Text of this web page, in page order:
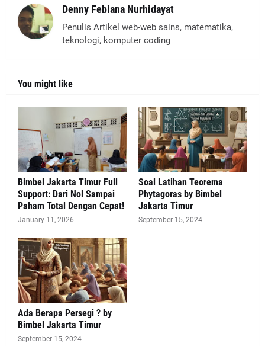
Denny Febiana Nurhidayat
Penulis Artikel web-web sains, matematika,
teknologi, komputer coding
You might like
Bimbel Jakarta Timur Full
Support: Dari Nol Sampai
Paham Total Dengan Cepat!
January 11, 2026
Soal Latihan Teorema
Phytagoras by Bimbel
Jakarta Timur
September 15, 2024
Ada Berapa Persegi ? by
Bimbel Jakarta Timur
September 15, 2024